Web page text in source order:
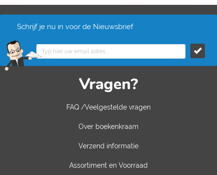
Schrijf je nu in voor de Nieuwsbrief
Vragen?
FAQ /Veelgestelde vragen
Over boekenkraam
Verzend informatie
Assortiment en Voorraad